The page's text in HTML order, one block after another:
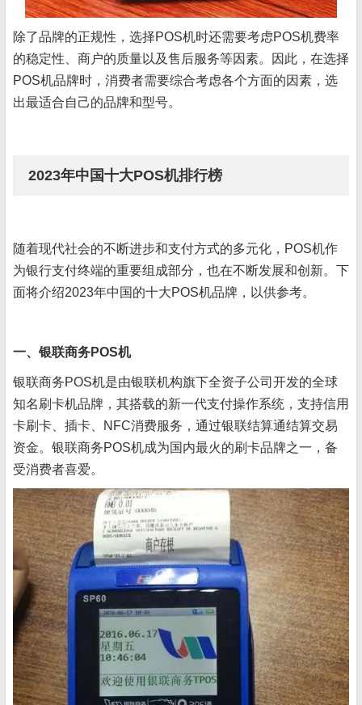
除了品牌的正规性，选择POS机时还需要考虑POS机费率
的稳定性、商户的质量以及售后服务等因素。因此，在选择
POS机品牌时，消费者需要综合考虑各个方面的因素，选
出最适合自己的品牌和型号。
2023年中国十大POS机排行榜
随着现代社会的不断进步和支付方式的多元化，POS机作
为银行支付终端的重要组成部分，也在不断发展和创新。下
面将介绍2023年中国的十大POS机品牌，以供参考。
一、银联商务POS机
银联商务POS机是由银联机构旗下全资子公司开发的全球
知名刷卡机品牌，其搭载的新一代支付操作系统，支持信用
卡刷卡、插卡、NFC消费服务，通过银联结算通结算交易
资金。银联商务POS机成为国内最火的刷卡品牌之一，备
受消费者喜爱。